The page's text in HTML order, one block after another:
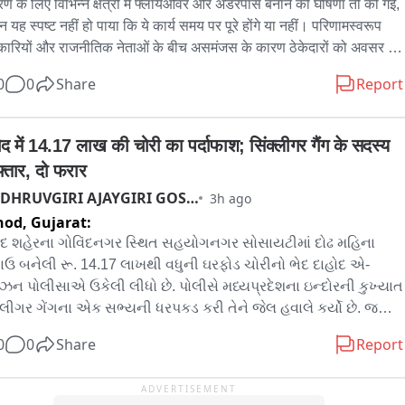
: એ.કે વર્મા dysp વલસાડ
02 : આરોપી યશ પટેલની છેતરપિંડી કરવાની રીત ખૂબ જ ચાલાકીભરી
કાર નંબર GJ 15 CP 3203 ખરીદ્યા બાદ તેણે નિયમ મુજબ બેંકના
એન્ટ્રી કરાવી ન હતી. આરટીઓ માં ડુપ્લીકેટ કાગળો ભેગા
આરસી બુકમાં એન્ટ્રી પડવા દીધી ન હતી અને રજીસ્ટ્રેશન કરાવી
હતું. હાઇપોથેકેશનના બોગસ દસ્તાવેજો બનાવી, તેને ખરા તરીકે
કરી બેંકને અંધારામાં રાખી હતી. ત્યારબાદ તેણે આ કાર એક
વ્યક્તિને વેચી મારી હતી અને વેચાણના તમામ પૈસા પોતાના પાસે
લીધા હતા. કાર ખરીદનાર ત્રાહિત વ્યક્તિને પણ ખ્યાલ ન હતો કે આ
લોન ચાલતી રહી છે.
: એ.કે વર્મા dysp
03 : આ સમગ્ર કૌભાંડનો પર્દाफાશ ત્યારે થયો જ્યારે યશ પટેલે
ચાર હપ્તા નિયમીત ભર્યા બાદ જુલાઈ 2024 થી અચાનક હપ્તા
બંધ કરી દીધું. બેંકે નોટિસ મોકલી અને તપાસ કરતા જાણવા મળ્યું કે
તો બારોબાર વેચી મારવામાં આવી છે. આખરે બેંકના 브ાન્ચ મેનેજર
ભગતે વલસાડ સિટી પોલીસ મથકમાં ફરિયાદ નોંધાવી હતી.
યશ પટેલની ધરપકડ કરી તેની કાર કબજે કરવાની આગળની
હાથ ધરાઈ છે.
के लिए विभिन्न क्षेत्रों में फ्लायओवर और अंडरपास बनाने की घोषणा तो की गई,
यह स्पष्ट नहीं हो पाया कि ये कार्य समय पर पूरे होंगे या नहीं। परिणामस्वरूप
और राजनीतिक नेताओं के बीच असमंजस के कारण ठेकेदारों को अवसर
टलती रहती है। वर्तमान में शहर में तीन प्रमुख फ्लायओवर परियोजनाओं के
और नरोडा पाटिया से गैलेक्सी सिनेमा तक बड़े फ्लायओवर। मक़राबा- SG
को जोड़ने वाले इस फ्लायओवर की राशि 98 करोड़ के खर्च से 2022 में शुरू हुई
रेलवे विभाग के साथ समन्वय की कमी और डिज़ाइन परिवर्तन के कारण
बार-बार बदली गई है और वर्तमान गति से पूर्णता असमंजस के चरण में है। वहीं
रेलवे फ्लायओवर करीब 78 करोड़ रुपये के खर्च से शुरू हुआ था; 2022 में
यह प्रोजेक्ट भी अभी पूरी तरह से नहीं उठा है और 80% कार्य भी पूरा नहीं हो
जून 2026 की नई मियाद भी पूरी नहीं हो पाई।naroda patiya से Galaxy
तक फैला यह विशाल फ्लायओवर 2023 में 276 करोड़ की लागत से शुरू
जिसकी पूरी होने की मियाद एक साल और बढ़ाकर जुलाई 2027 रखी गई
0 Share Report
में 14.17 लाख की चोरी का पर्दाफाश; सिंक्लीगर गैंग के सदस्य
दो फरार
DHRUVGIRI AJAYGIRI GOSWAMI 3h ago
Gujarat:
શહેરના ગોવિંદનગર સ્થિત સહયોગનગર સોસાયટીમાં દોઢ મહિના
બનેલી રૂ. 14.17 લાખથી વધુની ઘરફોડ ચોરીનો ભેદ દાહોદ એ-
પોલીસાએ ઉકેલી લીધો છે. પોલીસે મધ્યપ્રદેશના ઇન્દોરની કુખ્યાત
ગેંગના એક સભ્યની ધરપકડ કરી તેને જેલ હવાલે કર્યો છે. જ્યારે
શોધખોળ માટે પોલીસની અલગ-અલગ ટીમો કાર્યોરત કરવામાં આવી
સમગ્ર સાજિશ અને ગેંગની કામગીરી અંગે અનેક ચોંકાવનારા
0 Share Report
ADVERTISEMENT